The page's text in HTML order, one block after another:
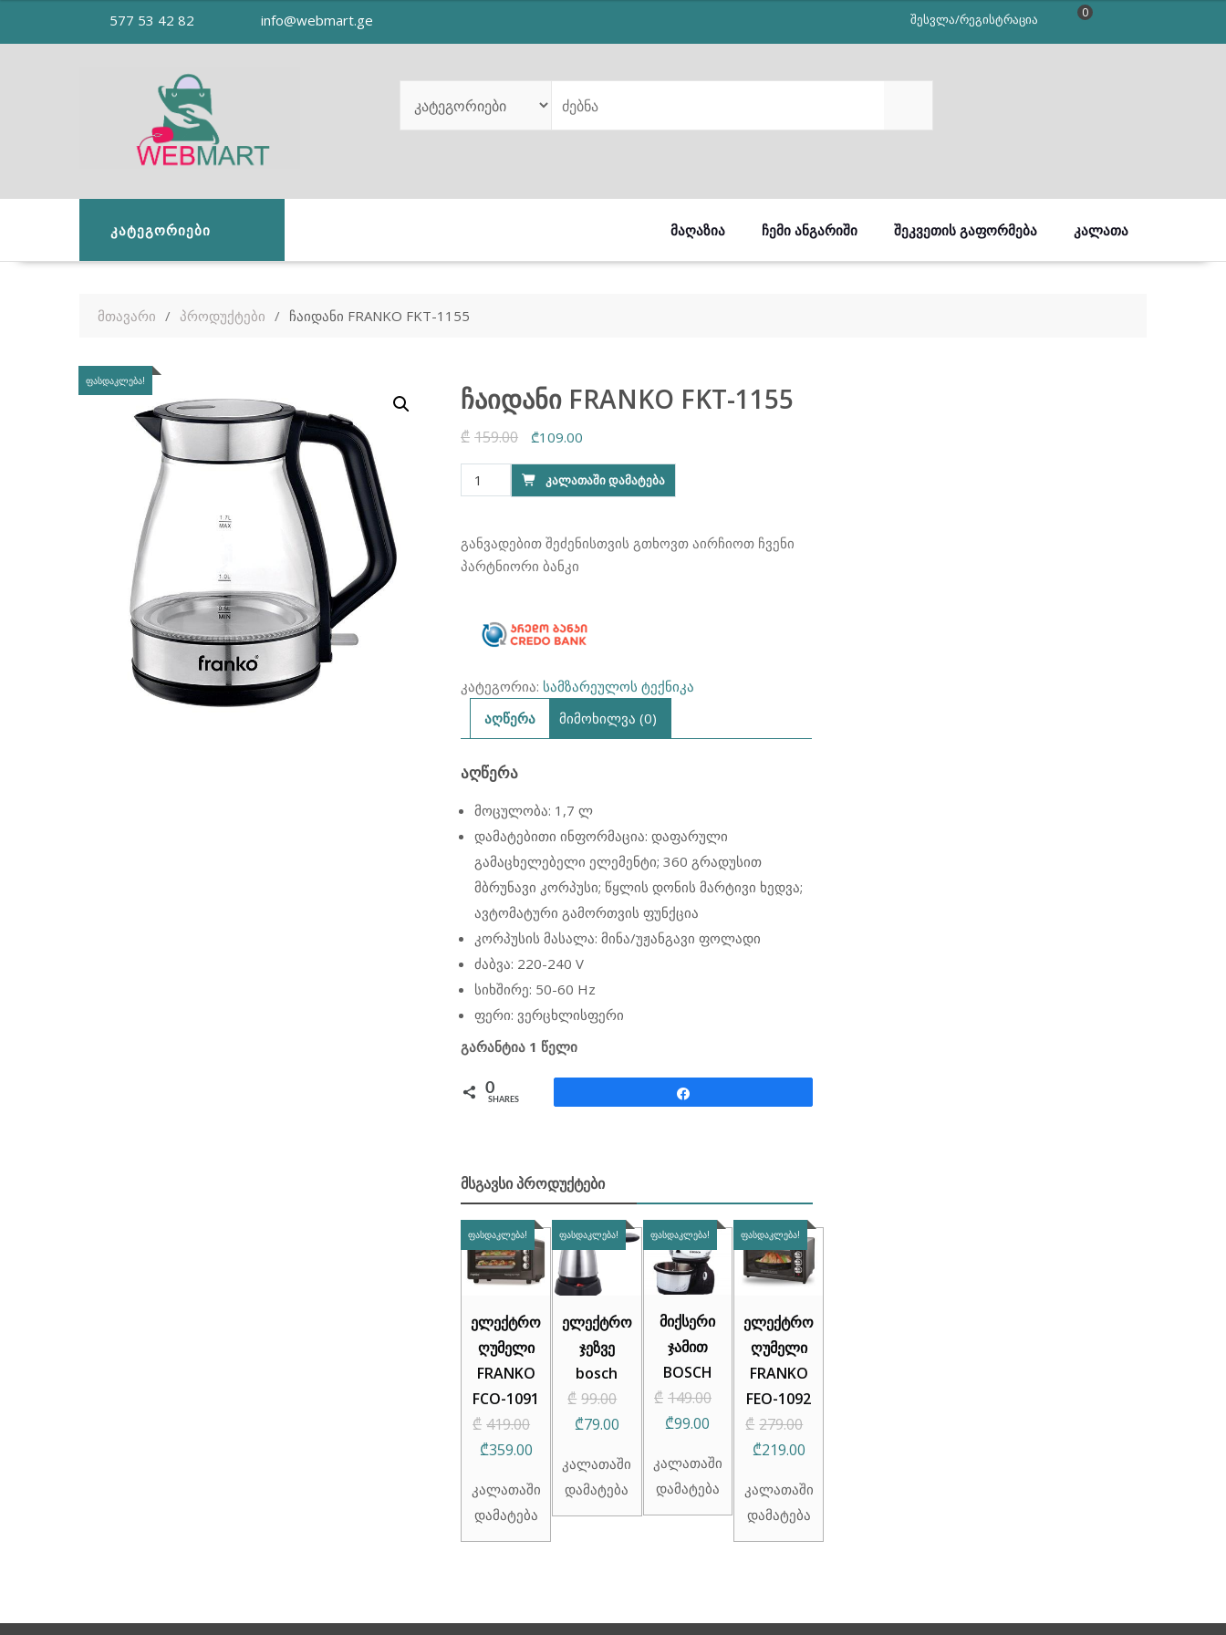
577 53 42 82 info@webmart.ge შესვლა/რეგისტრაცია 0
ᲙᲐᲢᲔᲒᲝᲠᲘᲔᲑᲘ ᲛᲐᲦᲐᲖᲘᲐ ᲩᲔᲛᲘ ᲐᲜᲒᲐᲠᲘᲨᲘ ᲨᲔᲙᲕᲔᲗᲘᲡ ᲒᲐᲤᲝᲠᲛᲔᲑᲐ ᲙᲐᲚᲐᲗᲐ
მთავარი პროდუქტები ჩაიდანი FRANKO FKT-1155
ᲤᲐᲡᲓᲐᲙᲚᲔᲑᲐ!
ჩაიდანი FRANKO FKT-1155
₾ 159.00
Original
price
was:
₾109.00
price
is:
რაოდენობა:
ჩაიდანი
FKT-
1155
ᲙᲐᲚᲐᲗᲐᲨᲘ ᲓᲐᲛᲐᲢᲔᲑᲐ
განვადებით შეძენისთვის გთხოვთ აირჩიოთ ჩვენი
პარტნიორი ბანკი
კატეგორია: სამზარეულოს ტექნიკა
აღწერა
მიმოხილვა (0)
ᲐᲦᲬᲔᲠᲐ
მოცულობა: 1,7 ლ
დამატებითი ინფორმაცია: დაფარული
გამაცხელებელი ელემენტი; 360 გრადუსით
მბრუნავი კორპუსი; წყლის დონის მარტივი ხედვა;
ავტომატური გამორთვის ფუნქცია
კორპუსის მასალა: მინა/უჟანგავი ფოლადი
ძაბვა: 220-240 V
სიხშირე: 50-60 Hz
ფერი: ვერცხლისფერი
გარანტია 1 წელი
0
SHARES
ᲛᲡᲒᲐᲕᲡᲘ ᲞᲠᲝᲓᲣᲥᲢᲔᲑᲘ
ᲤᲐᲡᲓᲐᲙᲚᲔᲑᲐ!
ელექტრო
ღუმელი
FRANKO
FCO-1091
₾ 419.00
Original
was:
₾419.00.
₾359.00Current
price
is:
₾359.00.
კალათაში
დამატება
ᲤᲐᲡᲓᲐᲙᲚᲔᲑᲐ!
ელექტრო
ჯეზვე
bosch
₾ 99.00
Original
₾99.00.
₾79.00Current
is:
₾79.00.
კალათაში
დამატება
ᲤᲐᲡᲓᲐᲙᲚᲔᲑᲐ!
მიქსერი
ჯამით
BOSCH
₾ 149.00
Original
was:
₾149.00.
₾99.00 Current
is:
₾99.00.
კალათაში
დამატება
ᲤᲐᲡᲓᲐᲙᲚᲔᲑᲐ!
ელექტრო
ღუმელი
FRANKO
FEO-1092
₾ 279.00
₾279.00.
₾219.00Current
is:
₾219.00.
კალათაში
დამატება
₾159.00.₾109.00.